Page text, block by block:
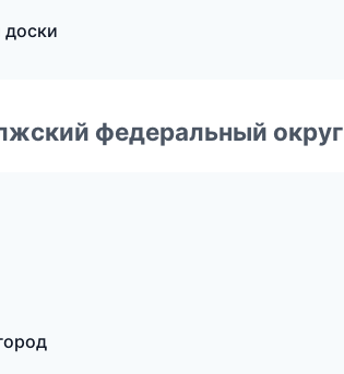
федеральный округ